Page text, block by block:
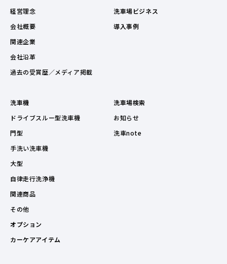
経営理念
会社概要
関連企業
会社沿革
過去の受賞歴／メディア掲載
洗車場ビジネス
導入事例
洗車機
ドライブスルー型洗車機
門型
手洗い洗車機
大型
自律走行洗浄機
関連商品
その他
オプション
カーケアアイテム
洗車場検索
お知らせ
洗車note